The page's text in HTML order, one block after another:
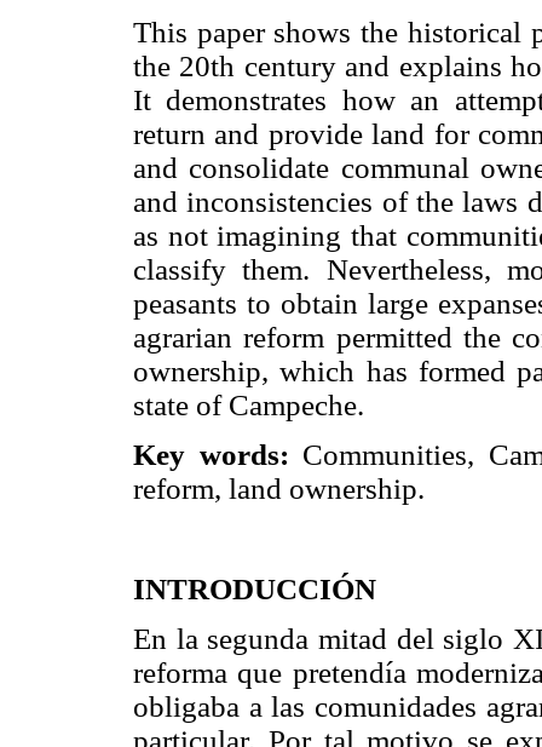
This paper shows the historical
the 20th century and explains
It demonstrates how an
return and provide land for
and consolidate communal
and inconsistencies of the laws
as not imagining that
classify them. Nevertheless,
peasants to obtain large
agrarian reform permitted the
ownership, which has formed
state of Campeche.
Key words: Communities,
reform, land ownership.
INTRODUCCIÓN
En la segunda mitad del siglo
reforma que pretendía
obligaba a las comunidades
particular. Por tal motivo se